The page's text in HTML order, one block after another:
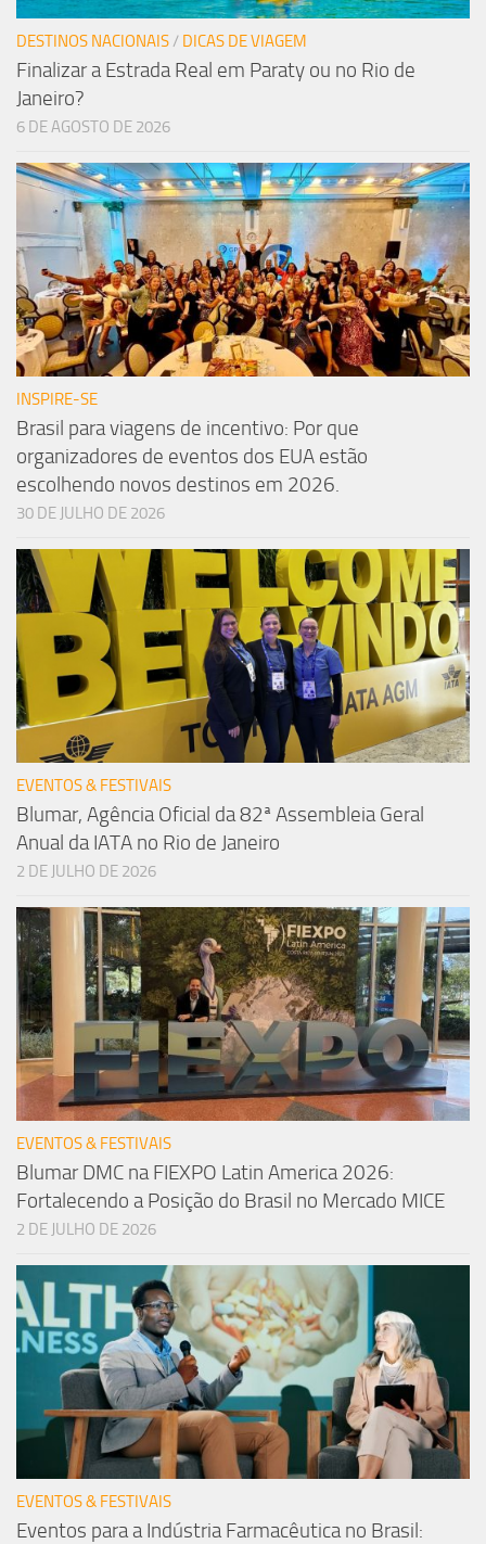
DESTINOS NACIONAIS/ DICAS DE VIAGEM
Finalizar a Estrada Real em Paraty ou no Rio de
Janeiro?
6 DE AGOSTO DE 2026
INSPIRE-SE
Brasil para viagens de incentivo: Por que
organizadores de eventos dos EUA estão
escolhendo novos destinos em 2026.
30 DE JULHO DE 2026
EVENTOS & FESTIVAIS
Blumar, Agência Oficial da 82ª Assembleia Geral
Anual da IATA no Rio de Janeiro
2 DE JULHO DE 2026
EVENTOS & FESTIVAIS
Blumar DMC na FIEXPO Latin America 2026:
Fortalecendo a Posição do Brasil no Mercado MICE
2 DE JULHO DE 2026
EVENTOS & FESTIVAIS
Eventos para a Indústria Farmacêutica no Brasil: